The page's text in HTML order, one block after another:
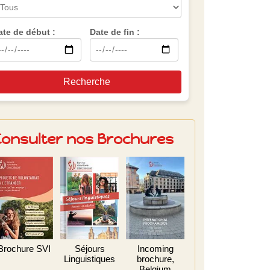
de début : Date de fin :
Recherche
nos Brochures
SVI
Séjours
Linguistiques
Incoming
brochure,